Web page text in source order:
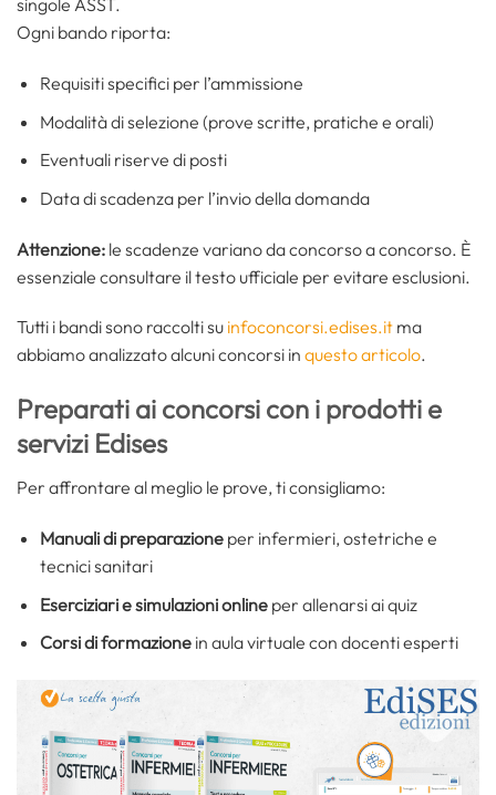
singole ASST.
Ogni bando riporta:
Requisiti specifici per l’ammissione
Modalità di selezione (prove scritte, pratiche e orali)
Eventuali riserve di posti
Data di scadenza per l’invio della domanda
Attenzione: le scadenze variano da concorso a concorso. È
essenziale consultare il testo ufficiale per evitare esclusioni.
Tutti i bandi sono raccolti su infoconcorsi.edises.it ma
abbiamo analizzato alcuni concorsi in questo articolo.
Preparati ai concorsi con i prodotti e
servizi Edises
Per affrontare al meglio le prove, ti consigliamo:
Manuali di preparazioneper infermieri, ostetriche e
tecnici sanitari
Eserciziari e simulazioni onlineper allenarsi ai quiz
Corsi di formazionein aula virtuale con docenti esperti